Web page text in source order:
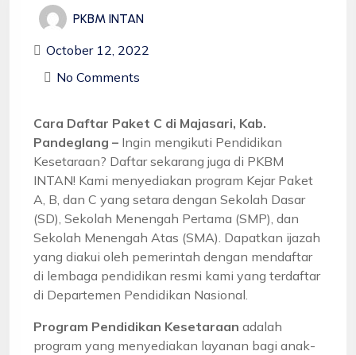
PKBM INTAN
October 12, 2022
No Comments
Cara Daftar Paket C di Majasari, Kab.
Pandeglang – Ingin mengikuti Pendidikan
Kesetaraan? Daftar sekarang juga di PKBM
INTAN! Kami menyediakan program Kejar Paket
A, B, dan C yang setara dengan Sekolah Dasar
(SD), Sekolah Menengah Pertama (SMP), dan
Sekolah Menengah Atas (SMA). Dapatkan ijazah
yang diakui oleh pemerintah dengan mendaftar
di lembaga pendidikan resmi kami yang terdaftar
di Departemen Pendidikan Nasional.
Program Pendidikan Kesetaraan adalah
program yang menyediakan layanan bagi anak-